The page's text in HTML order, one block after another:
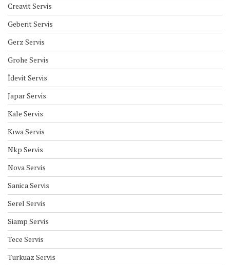
Creavit Servis
Geberit Servis
Gerz Servis
Grohe Servis
İdevit Servis
Japar Servis
Kale Servis
Kıwa Servis
Nkp Servis
Nova Servis
Sanica Servis
Serel Servis
Siamp Servis
Tece Servis
Turkuaz Servis